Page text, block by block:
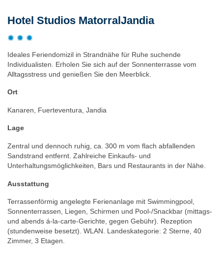
Hotel Studios MatorralJandia
Ideales Feriendomizil in Strandnähe für Ruhe suchende
Individualisten. Erholen Sie sich auf der Sonnenterrasse vom
Alltagsstress und genießen Sie den Meerblick.
Ort
Kanaren, Fuerteventura, Jandia
Lage
Zentral und dennoch ruhig, ca. 300 m vom flach abfallenden
Sandstrand entfernt. Zahlreiche Einkaufs- und
Unterhaltungsmöglichkeiten, Bars und Restaurants in der Nähe.
Ausstattung
Terrassenförmig angelegte Ferienanlage mit Swimmingpool,
Sonnenterrassen, Liegen, Schirmen und Pool-/Snackbar (mittags-
und abends á-la-carte-Gerichte, gegen Gebühr). Rezeption
(stundenweise besetzt). WLAN. Landeskategorie: 2 Sterne, 40
Zimmer, 3 Etagen.